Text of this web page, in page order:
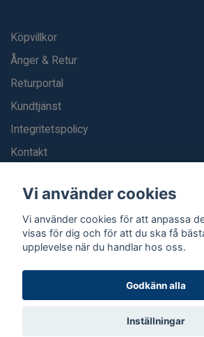
Köpvillkor
Ånger & Retur
Returportal
Kundtjänst
Integritetspolicy
Kontakt
© 2026
Vi använder cookies
Vi använder cookies för att anpassa
visas för dig och för att du ska få
upplevelse när du handlar hos oss.
Godkänn alla
Inställningar